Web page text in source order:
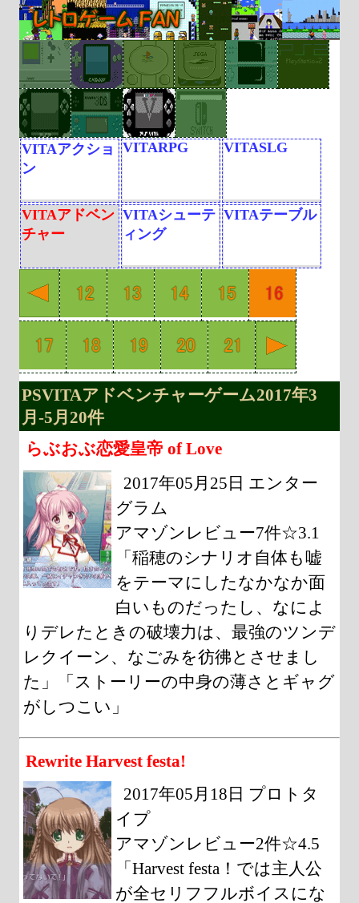
VITAアクショ
ン
VITARPG VITASLG
VITAアドベン
チャー
VITAシューテ
ィング
VITAテーブル
PSVITAアドベンチャーゲーム2017年3
月-5月20件
らぶおぶ恋愛皇帝 of Love
2017年05月25日 エンター
グラム
アマゾンレビュー7件☆3.1
「稲穂のシナリオ自体も嘘
をテーマにしたなかなか面
白いものだったし、なによ
りデレたときの破壊力は、最強のツンデ
レクイーン、なごみを彷彿とさせまし
た」「ストーリーの中身の薄さとギャグ
がしつこい」
Rewrite Harvest festa!
2017年05月18日 プロトタ
イプ
アマゾンレビュー2件☆4.5
「Harvest festa！では主人公
が全セリフフルボイスにな